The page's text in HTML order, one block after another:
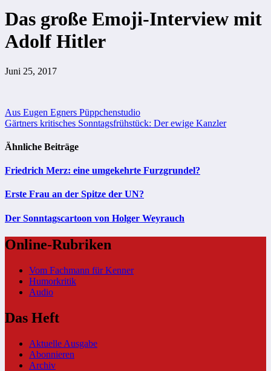
Das große Emoji-Interview mit
Adolf Hitler
Juni 25, 2017
Beitragsnavigation
Aus Eugen Egners Püppchenstudio
Gärtners kritisches Sonntagsfrühstück: Der ewige Kanzler
Ähnliche Beiträge
Friedrich Merz: eine umgekehrte Furzgrundel?
Erste Frau an der Spitze der UN?
Der Sonntagscartoon von Holger Weyrauch
Online-Rubriken
Vom Fachmann für Kenner
Humorkritik
Audio
Das Heft
Aktuelle Ausgabe
Abonnieren
Archiv